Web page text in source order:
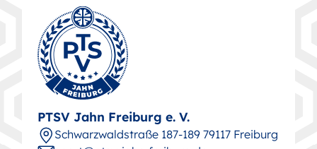
PTSV Jahn Freiburg e. V.
Schwarz­wald­straße 187-189 79117 Freiburg